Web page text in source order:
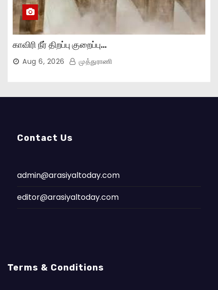
காவிரி நீர் திறப்பு குறைப்பு…
Aug 6, 2026 முத்துராணி
Contact Us
admin@arasiyaltoday.com
editor@arasiyaltoday.com
Terms & Conditions